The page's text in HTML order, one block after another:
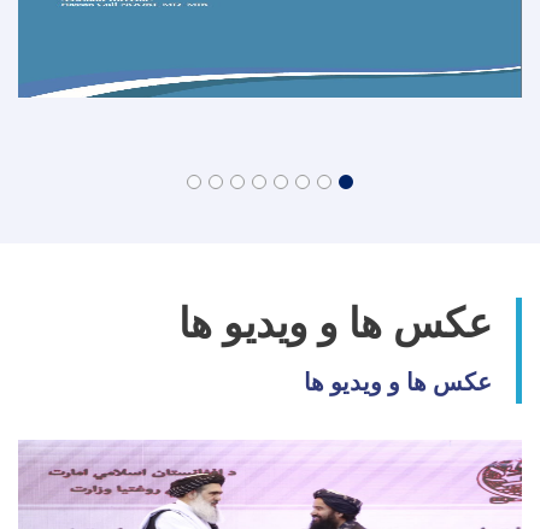
عکس ها و ویدیو ها
عکس ها و ویدیو ها